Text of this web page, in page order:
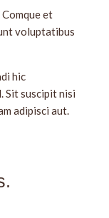
et
voluptatibus
hic
Sit suscipit nisi
adipisci aut.